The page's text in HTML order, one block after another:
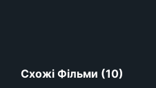
Схожі Фільми (10)